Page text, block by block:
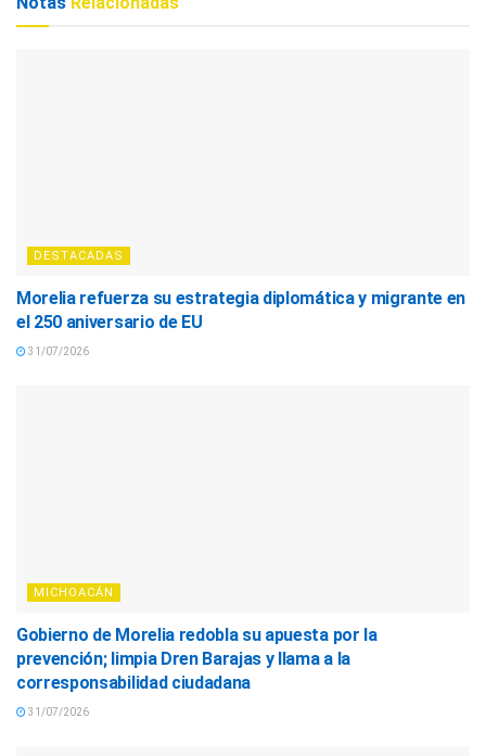
DESTACADAS
Morelia refuerza su estrategia diplomática y migrante en
el 250 aniversario de EU
31/07/2026
MICHOACÁN
Gobierno de Morelia redobla su apuesta por la
prevención; limpia Dren Barajas y llama a la
corresponsabilidad ciudadana
31/07/2026